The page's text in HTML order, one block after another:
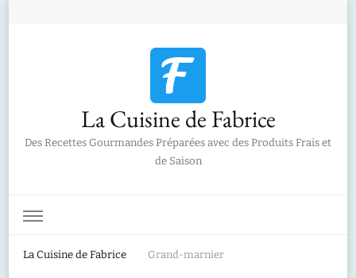
La Cuisine de Fabrice
Des Recettes Gourmandes Préparées avec des Produits Frais et
de Saison
La Cuisine de Fabrice Grand-marnier